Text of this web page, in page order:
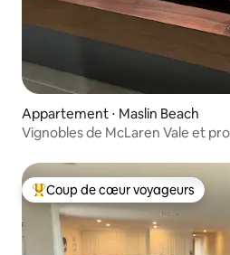
Appartement ⋅ Maslin Beach
Vignobles de McLaren Vale et
Coups de cœur voyageurs les
Coup de cœur voyageurs